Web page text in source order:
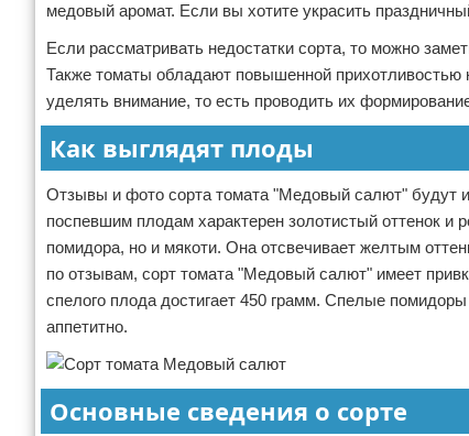
медовый аромат. Если вы хотите украсить
Если рассматривать недостатки сорта, то можно
Также томаты обладают повышенной прихотливостью
уделять внимание, то есть проводить их
Как выглядят плоды
Отзывы и фото сорта томата "Медовый салют" будут
поспевшим плодам характерен золотистый оттенок и
помидора, но и мякоти. Она отсвечивает желтым
по отзывам, сорт томата "Медовый салют" имеет
спелого плода достигает 450 грамм. Спелые
аппетитно.
Основные сведения о сорте